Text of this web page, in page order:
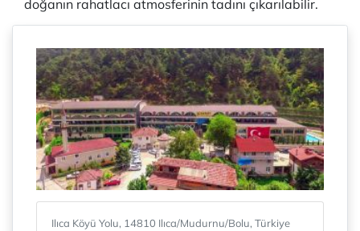
doğanın rahatlacı atmosferinin tadını çıkarılabilir.
Ilıca Köyü Yolu, 14810 Ilıca/Mudurnu/Bolu, Türkiye